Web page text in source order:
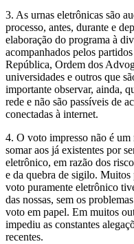
3. As urnas eletrônicas são
processo, antes, durante e
elaboração do programa à
acompanhados pelos
República, Ordem dos
universidades e outros que
importante observar, ainda,
rede e não são passíveis de
conectadas à internet.
4. O voto impresso não é um
somar aos já existentes por
eletrônico, em razão dos
e da quebra de sigilo. Muitos
voto puramente eletrônico
das nossas, sem os
voto em papel. Em muitos
impediu as constantes
recentes.